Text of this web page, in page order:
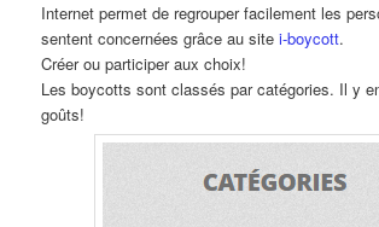
Internet permet de regrouper facilement les
sentent concernées grâce au sitei-boycott.
Créer ou participer aux choix!
Les boycotts sont classés par catégories. Il y
goûts!